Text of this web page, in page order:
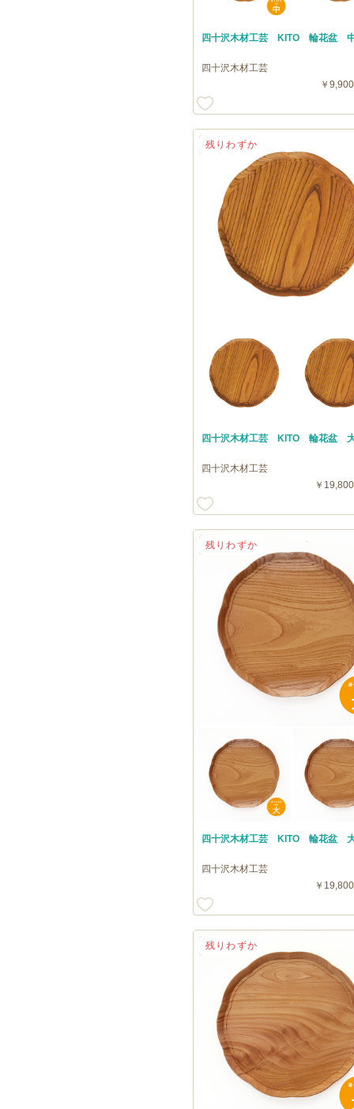
四十沢木材工芸 KITO 輪花盆
四十沢木材工芸
￥
四十沢木材工芸 KITO 輪花盆
四十沢木材工芸
￥
送料無料
残りわずか
四十沢木材工芸 KITO 輪花盆
四十沢木材工芸
￥
送料無料
残りわずか
送料無料
残りわずか